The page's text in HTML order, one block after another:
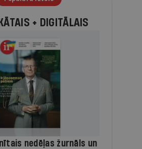
+ DIGITĀLAIS
nedēļas žurnāls un